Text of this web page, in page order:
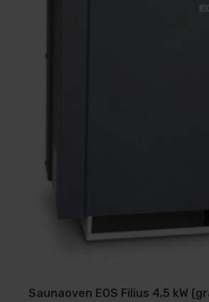
Saunaoven EOS Filius 4,5 kW